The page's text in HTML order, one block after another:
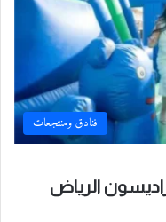
فنادق ومنتجعات
الرياض